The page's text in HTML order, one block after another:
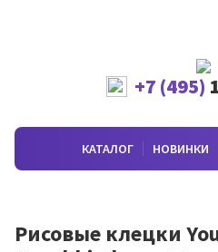
+7 (495)
КАТАЛОГ НОВИНКИ
Рисовые клецки